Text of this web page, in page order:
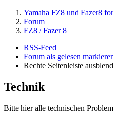
Yamaha FZ8 und Fazer8
Forum
FZ8 / Fazer 8
RSS-Feed
Forum als gelesen
Rechte Seitenleiste
Technik
Bitte hier alle technischen